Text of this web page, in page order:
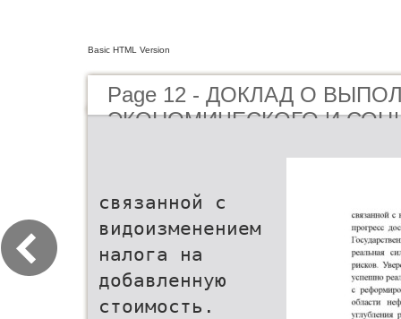
Basic HTML Version
Page 12 - ДОКЛАД О
ЭКОНОМИЧЕСКОГО И
связанной с
видоизменением
налога на
добавленную
стоимость.